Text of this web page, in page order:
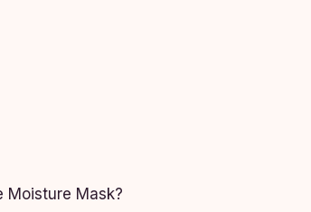
Moisture Mask?